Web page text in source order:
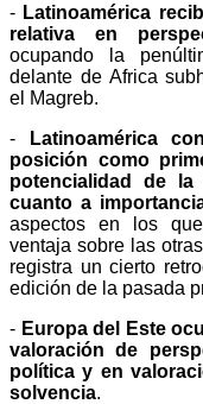
- Latinoamérica
relativa en
ocupando la
delante de Africa
el Magreb.
-
Latinoamérica
posición como
potencialidad de
cuanto a
aspectos en los
ventaja sobre las
registra un cierto
edición de la pasada
- Europa del Este
valoración de
política y en
solvencia.